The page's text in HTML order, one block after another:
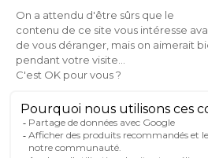
Table extensible rallonges intégrées
Expedié en 24h/72h
(44)
- 37%